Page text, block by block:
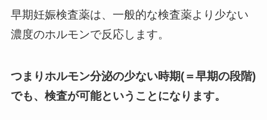
早期妊娠検査薬は、一般的な検査薬より少ない
濃度のホルモンで反応します。
つまりホルモン分泌の少ない時期(＝早期の段階)
でも、検査が可能ということになります。